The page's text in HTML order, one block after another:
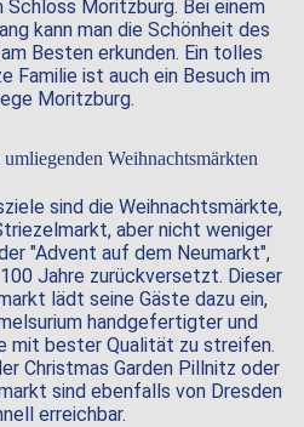
Moritzburg. Bei einem
kann man die Schönheit des
Besten erkunden. Ein tolles
Familie ist auch ein Besuch im
Moritzburg.
Weihnachtsmärkten
sind die Weihnachtsmärkte,
aber nicht weniger
"Advent auf dem Neumarkt",
Jahre zurückversetzt. Dieser
lädt seine Gäste dazu ein,
handgefertigter und
mit bester Qualität zu streifen.
Christmas Garden Pillnitz oder
sind ebenfalls von Dresden
erreichbar.